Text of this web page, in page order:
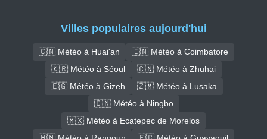
Villes populaires aujourd'hui
🇨🇳 Météo à Huai'an
🇮🇳 Météo à Coimbatore
🇰🇷 Météo à Séoul
🇨🇳 Météo à Zhuhai
🇪🇬 Météo à Gizeh
🇿🇲 Météo à Lusaka
🇨🇳 Météo à Ningbo
🇲🇽 Météo à Ecatepec de Morelos